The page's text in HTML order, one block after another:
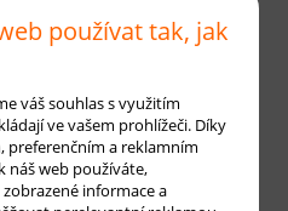
používat tak, jak
váš souhlas s využitím
ve vašem prohlížeči. Díky
a reklamním
náš web používáte,
informace a